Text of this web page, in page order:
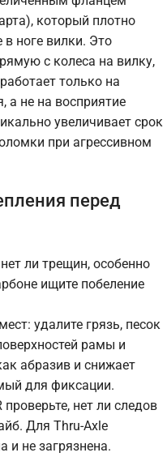
который плотно
в ноге вилки. Это
с колеса на вилку,
только на
а не на восприятие
увеличивает срок
при агрессивном
перед
ли трещин, особенно
ищите побеление
удалите грязь, песок
рамы и
абразив и снижает
для фиксации.
нет ли следов
Для Thru-Axle
и не загрязнена.